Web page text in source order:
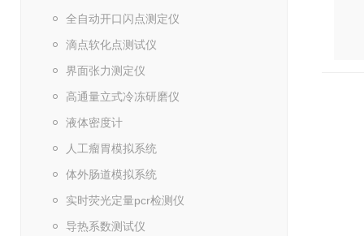
全自动开口闪点测定仪
滴点软化点测试仪
界面张力测定仪
高通量立式冷冻研磨仪
液体密度计
人工瘤胃模拟系统
体外肠道模拟系统
实时荧光定量pcr检测仪
导热系数测试仪